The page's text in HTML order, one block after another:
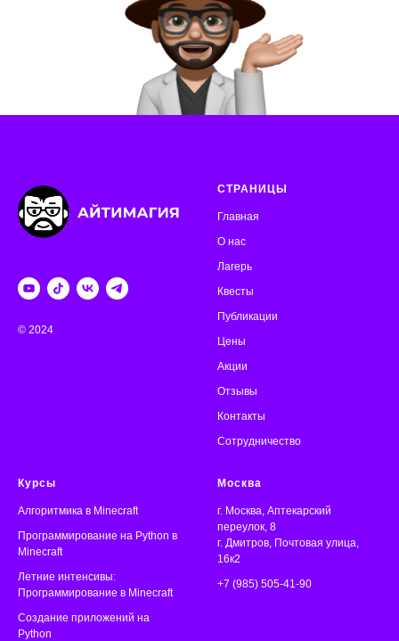
© 2024
СТРАНИЦЫ
Главная
О нас
Лагерь
Квесты
Публикации
Цены
Акции
Отзывы
Контакты
Сотрудничество
Курсы
Алгоритмика в Minecraft
Программирование на Python в
Minecraft
Летние интенсивы:
Программирование в Minecraft
Создание приложений на
Python
Москва
г. Москва, Аптекарский
переулок, 8
г. Дмитров, Почтовая улица,
16к2
+7 (985) 505-41-90